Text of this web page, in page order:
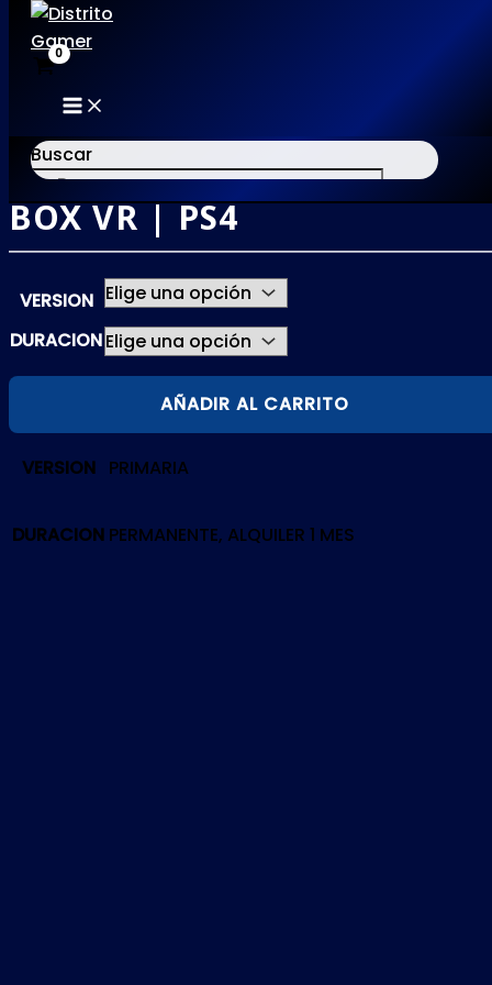
al
contenido
MAIN
MENU
Buscar
×
BOX VR | PS4
VERSION
DURACION
BOX
PS4
AÑADIR AL CARRITO
VERSION PRIMARIA
DURACION PERMANENTE, ALQUILER 1 MES